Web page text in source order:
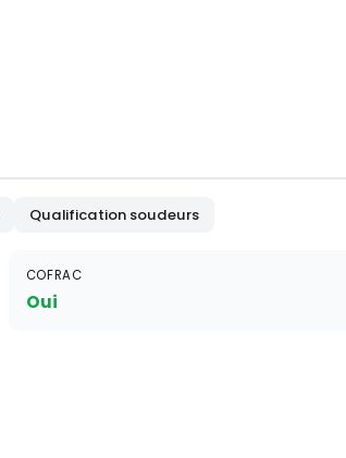
Qualification soudeurs
COFRAC
Oui